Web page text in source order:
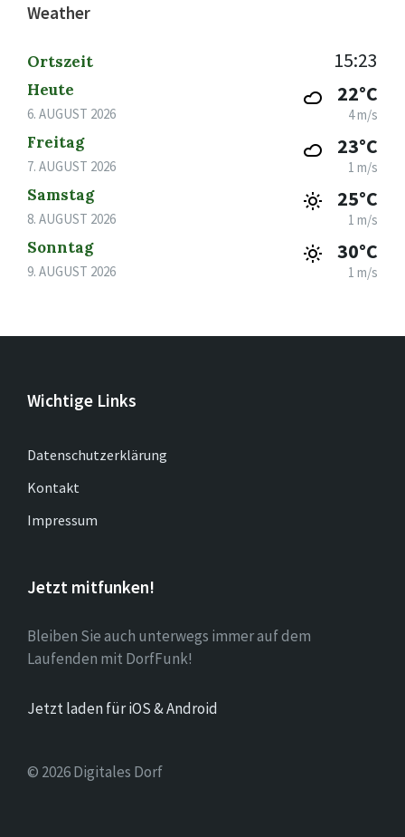
Weather
Ortszeit 15:23
Heute
6. AUGUST 2026
22°C
4 m/s
Freitag
7. AUGUST 2026
23°C
1 m/s
Samstag
8. AUGUST 2026
25°C
1 m/s
Sonntag
9. AUGUST 2026
30°C
1 m/s
Wichtige Links
Datenschutzerklärung
Kontakt
Impressum
Jetzt mitfunken!
Bleiben Sie auch unterwegs immer auf dem
Laufenden mit DorfFunk!
Jetzt laden für iOS & Android
© 2026 Digitales Dorf